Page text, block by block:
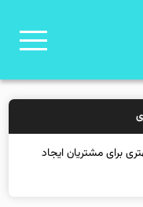
برای مشتریان ایجاد